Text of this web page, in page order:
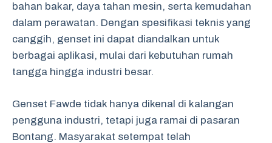
bahan bakar, daya tahan mesin, serta kemudahan
dalam perawatan. Dengan spesifikasi teknis yang
canggih, genset ini dapat diandalkan untuk
berbagai aplikasi, mulai dari kebutuhan rumah
tangga hingga industri besar.
Genset Fawde tidak hanya dikenal di kalangan
pengguna industri, tetapi juga ramai di pasaran
Bontang. Masyarakat setempat telah